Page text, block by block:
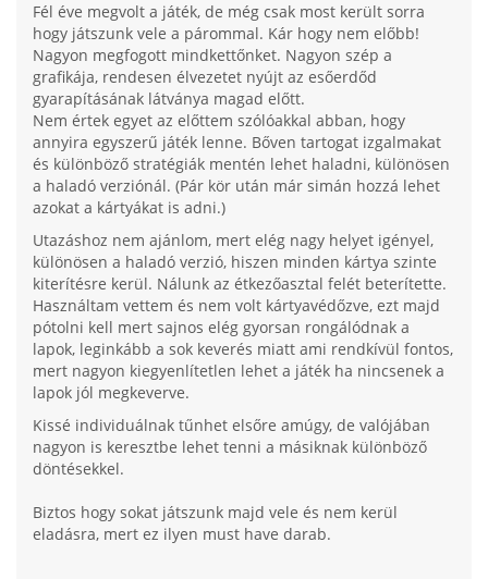
Fél éve megvolt a játék, de még csak most került sorra
hogy játszunk vele a párommal. Kár hogy nem előbb!
Nagyon megfogott mindkettőnket. Nagyon szép a
grafikája, rendesen élvezetet nyújt az esőerdőd
gyarapításának látványa magad előtt.
Nem értek egyet az előttem szólóakkal abban, hogy
annyira egyszerű játék lenne. Bőven tartogat izgalmakat
és különböző stratégiák mentén lehet haladni, különösen
a haladó verziónál. (Pár kör után már simán hozzá lehet
azokat a kártyákat is adni.)
Utazáshoz nem ajánlom, mert elég nagy helyet igényel,
különösen a haladó verzió, hiszen minden kártya szinte
kiterítésre kerül. Nálunk az étkezőasztal felét beterítette.
Használtam vettem és nem volt kártyavédőzve, ezt majd
pótolni kell mert sajnos elég gyorsan rongálódnak a
lapok, leginkább a sok keverés miatt ami rendkívül fontos,
mert nagyon kiegyenlítetlen lehet a játék ha nincsenek a
lapok jól megkeverve.
Kissé individuálnak tűnhet elsőre amúgy, de valójában
nagyon is keresztbe lehet tenni a másiknak különböző
döntésekkel.
Biztos hogy sokat játszunk majd vele és nem kerül
eladásra, mert ez ilyen must have darab.